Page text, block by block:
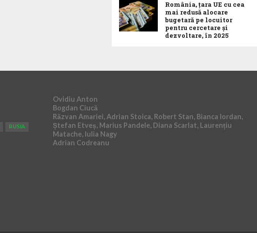
România, țara UE cu cea
mai redusă alocare
bugetară pe locuitor
pentru cercetare și
dezvoltare, în 2025
RUSIA
Ovidiu Anton
Bogdan Ciucă
Răzvan Amariei, Adrian Stoica, Robert Stan, Bianca Iordan,
Ștefan Etveș, Marius Pandele, Diana Scarlat, Laurențiu
Matache, Iulia Nagy
Adrian Codreanu